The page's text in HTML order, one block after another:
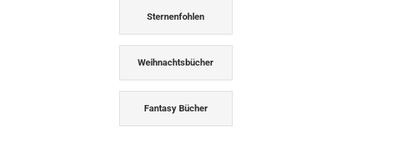
Sternenfohlen
Weihnachtsbücher
Fantasy Bücher